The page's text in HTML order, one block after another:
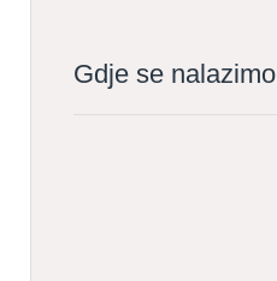
Gdje se nalazimo